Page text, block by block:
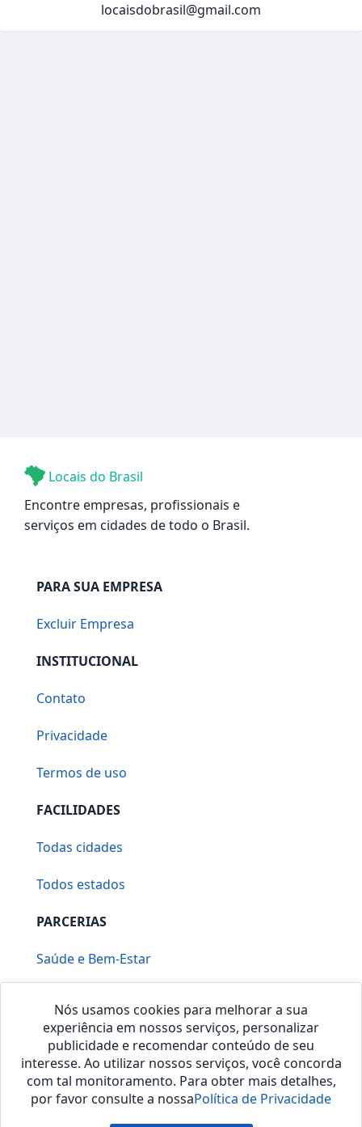
locaisdobrasil@gmail.com
Locais do Brasil
Encontre empresas, profissionais e
serviços em cidades de todo o Brasil.
PARA SUA EMPRESA
Excluir Empresa
INSTITUCIONAL
Contato
Privacidade
Termos de uso
FACILIDADES
Todas cidades
Todos estados
PARCERIAS
Saúde e Bem-Estar
Nós usamos cookies para melhorar a sua
experiência em nossos serviços, personalizar
publicidade e recomendar conteúdo de seu
interesse. Ao utilizar nossos serviços, você concorda
com tal monitoramento. Para obter mais detalhes,
por favor consulte a nossaPolítica de Privacidade